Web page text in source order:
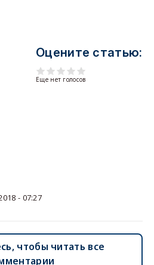
Оцените статью:
Еще нет голосов
- 07:27
чтобы читать все